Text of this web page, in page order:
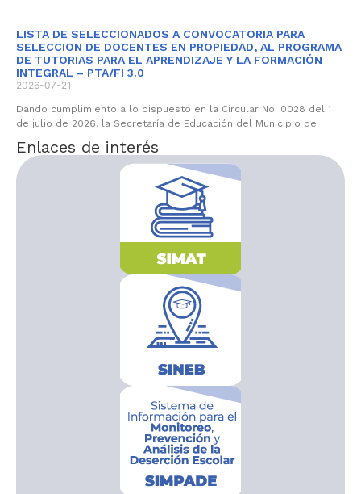
LISTA DE SELECCIONADOS A CONVOCATORIA PARA
SELECCION DE DOCENTES EN PROPIEDAD, AL PROGRAMA
DE TUTORIAS PARA EL APRENDIZAJE Y LA FORMACIÓN
INTEGRAL – PTA/FI 3.0
2026-07-21
Dando cumplimiento a lo dispuesto en la Circular No. 0028 del 1
de julio de 2026, la Secretaría de Educación del Municipio de
Enlaces de interés